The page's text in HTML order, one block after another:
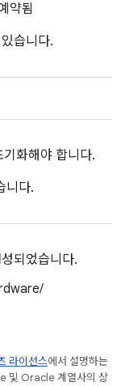
약됨
습니다.
화해야 합니다.
니다.
되었습니다.
라이선스에서 설명하는
및 Oracle 계열사의 상